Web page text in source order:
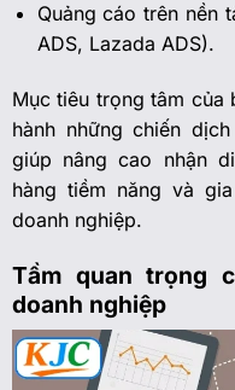
Quảng cáo trên nền
ADS, Lazada ADS).
Mục tiêu trọng tâm
hành những chiến
giúp nâng cao nhận
hàng tiềm năng và
doanh nghiệp.
Tầm quan trọng
doanh nghiệp